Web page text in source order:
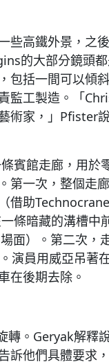
些高鐵外景，之
的大部分鏡頭
包括一間可以傾
監工製造。「
術家，」Pfister
賓館走廊，用於
第一次，整個走
借助
條暗藏的溝槽
面）。第二次，
演員用威亞吊著
在後期去除。
轉。Geryak解釋
訴他們具體要求